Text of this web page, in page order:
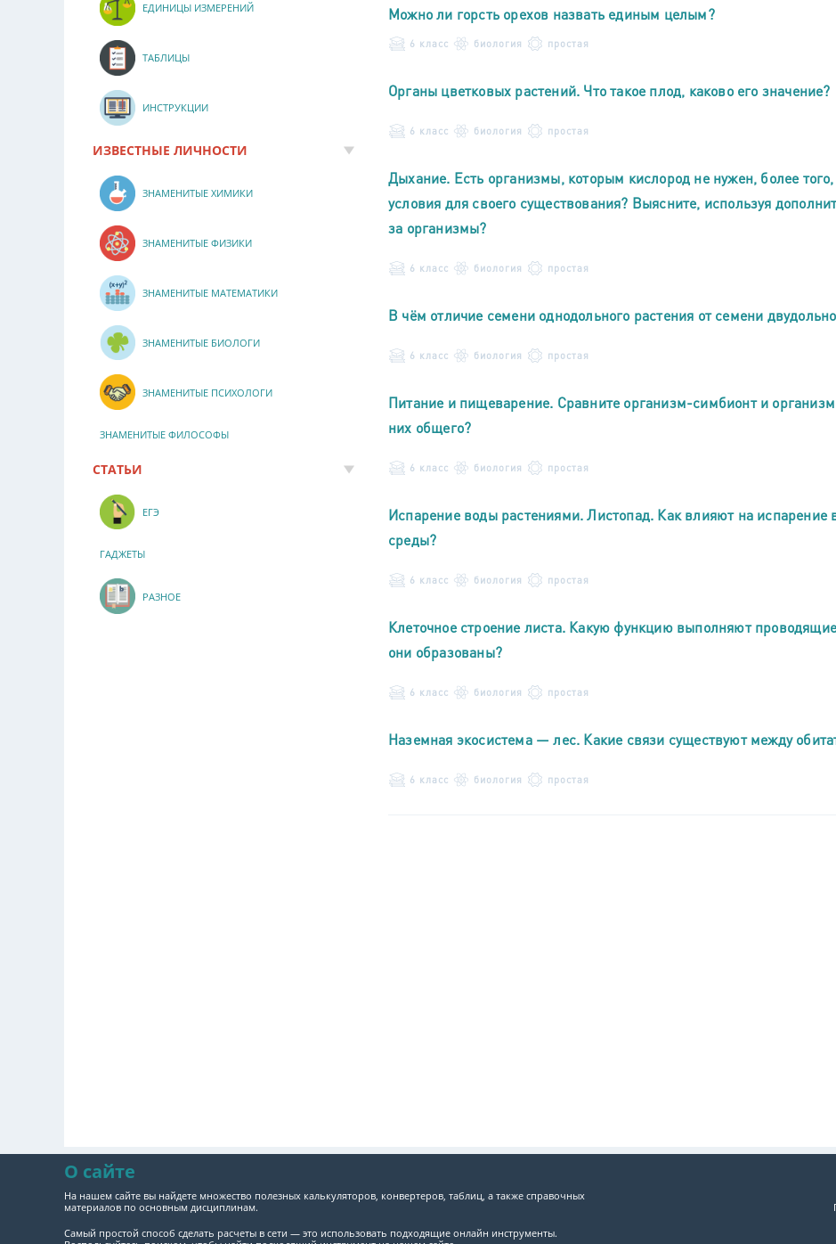
Можно ли горсть орехов назвать единым целым?
6 класс биология простая
Органы цветковых растений. Что такое плод, каково его значение?
6 класс биология простая
Дыхание. Есть организмы, которым кислород не нужен, более
условия для своего существования? Выясните, используя
за организмы?
6 класс биология простая
В чём отличие семени однодольного растения от семени
6 класс биология простая
Питание и пищеварение. Сравните организм-симбионт и
них общего?
6 класс биология простая
Испарение воды растениями. Листопад. Как влияют на
среды?
6 класс биология простая
Клеточное строение листа. Какую функцию выполняют
они образованы?
6 класс биология простая
Наземная экосистема — лес. Какие связи существуют между
6 класс биология простая
ЕДИНИЦЫ ИЗМЕРЕНИЙ
ТАБЛИЦЫ
ИНСТРУКЦИИ
ИЗВЕСТНЫЕ ЛИЧНОСТИ
ЗНАМЕНИТЫЕ ХИМИКИ
ЗНАМЕНИТЫЕ ФИЗИКИ
ЗНАМЕНИТЫЕ МАТЕМАТИКИ
ЗНАМЕНИТЫЕ БИОЛОГИ
ЗНАМЕНИТЫЕ ПСИХОЛОГИ
ЗНАМЕНИТЫЕ ФИЛОСОФЫ
СТАТЬИ
ЕГЭ
ГАДЖЕТЫ
РАЗНОЕ
О сайте
На нашем сайте вы найдете множество полезных калькуляторов, конвертеров, таблиц, а также справочных
материалов по основным дисциплинам.
Самый простой способ сделать расчеты в сети — это использовать подходящие онлайн инструменты.